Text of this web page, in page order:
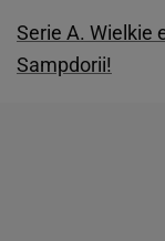
Serie A. Wielkie
Sampdorii!